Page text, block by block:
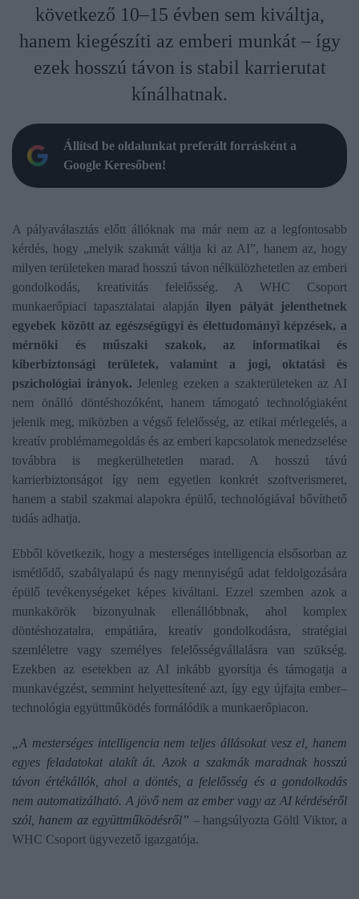
következő 10–15 évben sem kiváltja,
hanem kiegészíti az emberi munkát – így
ezek hosszú távon is stabil karrierutat
kínálhatnak.
Állítsd be oldalunkat preferált forrásként a
Google Keresőben!
A pályaválasztás előtt állóknak ma már nem az a legfontosabb
kérdés, hogy „melyik szakmát váltja ki az AI”, hanem az, hogy
milyen területeken marad hosszú távon nélkülözhetetlen az emberi
gondolkodás, kreativitás felelősség. A WHC Csoport
munkaerőpiaci tapasztalatai alapján ilyen pályát jelenthetnek
egyebek között az egészségügyi és élettudományi képzések, a
mérnöki és műszaki szakok, az informatikai és
kiberbiztonsági területek, valamint a jogi, oktatási és
pszichológiai irányok. Jelenleg ezeken a szakterületeken az AI
nem önálló döntéshozóként, hanem támogató technológiaként
jelenik meg, miközben a végső felelősség, az etikai mérlegelés, a
kreatív problémamegoldás és az emberi kapcsolatok menedzselése
továbbra is megkerülhetetlen marad. A hosszú távú
karrierbiztonságot így nem egyetlen konkrét szoftverismeret,
hanem a stabil szakmai alapokra épülő, technológiával bővíthető
tudás adhatja.
Ebből következik, hogy a mesterséges intelligencia elsősorban az
ismétlődő, szabályalapú és nagy mennyiségű adat feldolgozására
épülő tevékenységeket képes kiváltani. Ezzel szemben azok a
munkakörök bizonyulnak ellenállóbbnak, ahol komplex
döntéshozatalra, empátiára, kreatív gondolkodásra, stratégiai
szemléletre vagy személyes felelősségvállalásra van szükség.
Ezekben az esetekben az AI inkább gyorsítja és támogatja a
munkavégzést, semmint helyettesítené azt, így egy újfajta ember–
technológia együttműködés formálódik a munkaerőpiacon.
„A mesterséges intelligencia nem teljes állásokat vesz el, hanem
egyes feladatokat alakít át. Azok a szakmák maradnak hosszú
távon értékállók, ahol a döntés, a felelősség és a gondolkodás
nem automatizálható. A jövő nem az ember vagy az AI kérdéséről
szól, hanem az együttműködésről” – hangsúlyozta Göltl Viktor, a
WHC Csoport ügyvezető igazgatója.